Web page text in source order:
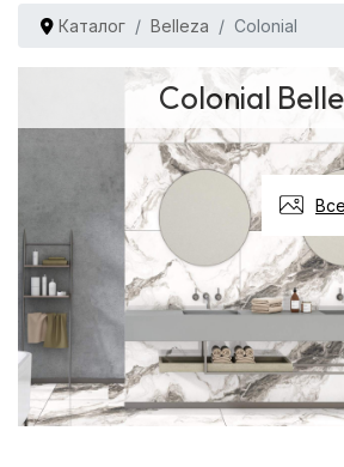
Каталог Belleza Colonial
Colonial